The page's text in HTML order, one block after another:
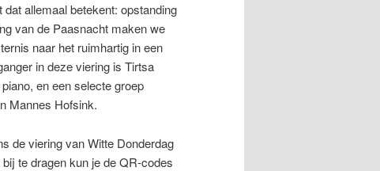
allemaal betekent: opstanding
van de Paasnacht maken we
naar het ruimhartig in een
in deze viering is Tirtsa
en een selecte groep
Mannes Hofsink.
de viering van Witte Donderdag
te dragen kun je de QR-codes